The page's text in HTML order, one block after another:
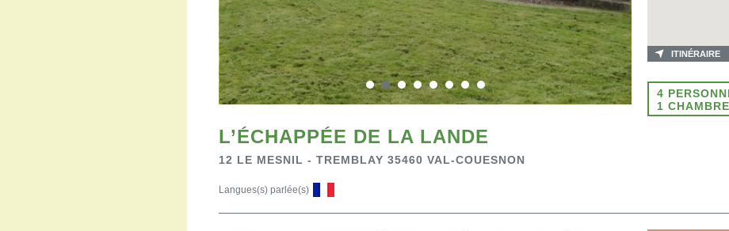
L’ÉCHAPPÉE DE LA LANDE
12 LE MESNIL - TREMBLAY 35460 VAL-COUESNON
Langues(s) parlée(s)
ITINÉRAIRE
4
1